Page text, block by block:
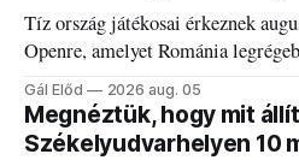
Tíz ország játékosai érkeznek
Openre, amelyet Románia
discgolfpályáján rendeznek meg.
Gál Előd 2026 aug. 05
Megnéztük, hogy mit
Székelyudvarhelyen 10